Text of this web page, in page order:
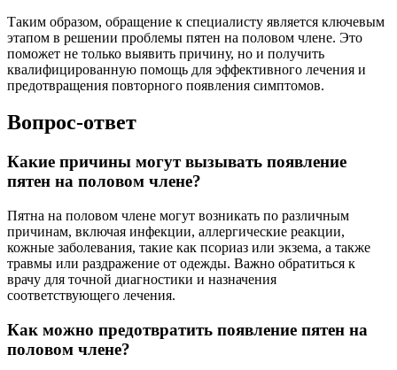
Таким образом, обращение к специалисту является ключевым
этапом в решении проблемы пятен на половом члене. Это
поможет не только выявить причину, но и получить
квалифицированную помощь для эффективного лечения и
предотвращения повторного появления симптомов.
Вопрос-ответ
Какие причины могут вызывать появление
пятен на половом члене?
Пятна на половом члене могут возникать по различным
причинам, включая инфекции, аллергические реакции,
кожные заболевания, такие как псориаз или экзема, а также
травмы или раздражение от одежды. Важно обратиться к
врачу для точной диагностики и назначения
соответствующего лечения.
Как можно предотвратить появление пятен на
половом члене?